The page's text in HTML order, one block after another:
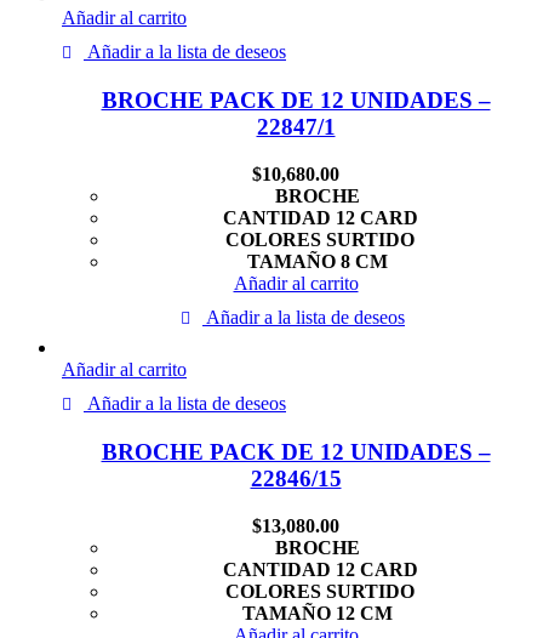
Añadir al carrito
Añadir a la lista de deseos
BROCHE PACK DE 12 UNIDADES –
22847/1
$10,680.00
BROCHE
CANTIDAD 12 CARD
COLORES SURTIDO
TAMAÑO 8 CM
Añadir al carrito
Añadir a la lista de deseos
Añadir al carrito
Añadir a la lista de deseos
BROCHE PACK DE 12 UNIDADES –
22846/15
$13,080.00
BROCHE
CANTIDAD 12 CARD
COLORES SURTIDO
TAMAÑO 12 CM